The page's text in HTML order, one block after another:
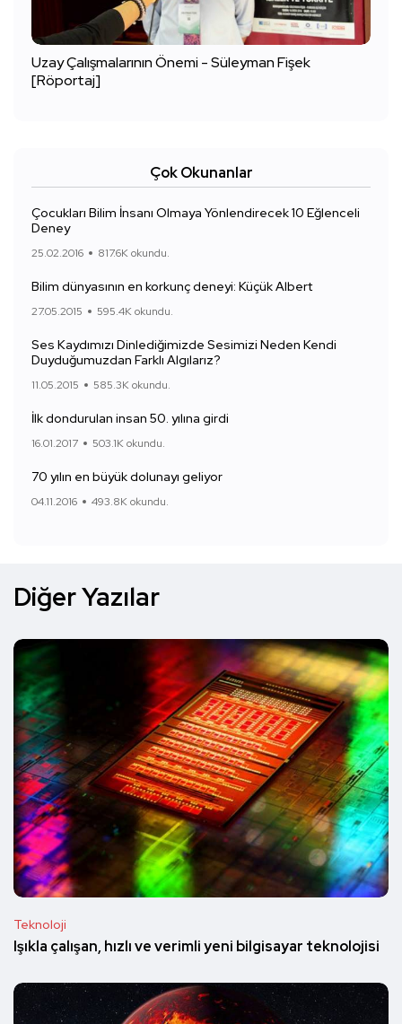
Uzay Çalışmalarının Önemi - Süleyman Fişek
[Röportaj]
Çok Okunanlar
Çocukları Bilim İnsanı Olmaya Yönlendirecek 10 Eğlenceli
Deney
25.02.2016 817.6K okundu.
Bilim dünyasının en korkunç deneyi: Küçük Albert
27.05.2015 595.4K okundu.
Ses Kaydımızı Dinlediğimizde Sesimizi Neden Kendi
Duyduğumuzdan Farklı Algılarız?
11.05.2015 585.3K okundu.
İlk dondurulan insan 50. yılına girdi
16.01.2017 503.1K okundu.
70 yılın en büyük dolunayı geliyor
04.11.2016 493.8K okundu.
Diğer Yazılar
Teknoloji
Işıkla çalışan, hızlı ve verimli yeni bilgisayar teknolojisi